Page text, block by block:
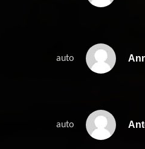
auto
auto